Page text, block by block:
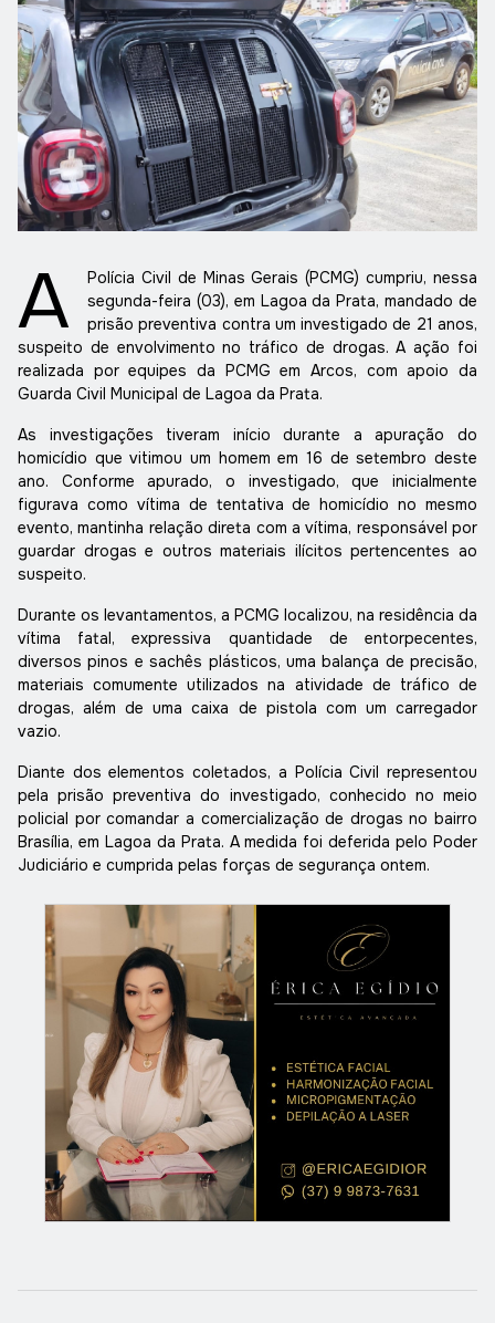
A
Polícia Civil de Minas Gerais (PCMG) cumpriu, nessa
segunda-feira (03), em Lagoa da Prata, mandado de
prisão preventiva contra um investigado de 21 anos,
suspeito de envolvimento no tráfico de drogas. A ação foi
realizada por equipes da PCMG em Arcos, com apoio da
Guarda Civil Municipal de Lagoa da Prata.
As investigações tiveram início durante a apuração do
homicídio que vitimou um homem em 16 de setembro deste
ano. Conforme apurado, o investigado, que inicialmente
figurava como vítima de tentativa de homicídio no mesmo
evento, mantinha relação direta com a vítima, responsável por
guardar drogas e outros materiais ilícitos pertencentes ao
suspeito.
Durante os levantamentos, a PCMG localizou, na residência da
vítima fatal, expressiva quantidade de entorpecentes,
diversos pinos e sachês plásticos, uma balança de precisão,
materiais comumente utilizados na atividade de tráfico de
drogas, além de uma caixa de pistola com um carregador
vazio.
Diante dos elementos coletados, a Polícia Civil representou
pela prisão preventiva do investigado, conhecido no meio
policial por comandar a comercialização de drogas no bairro
Brasília, em Lagoa da Prata. A medida foi deferida pelo Poder
Judiciário e cumprida pelas forças de segurança ontem.